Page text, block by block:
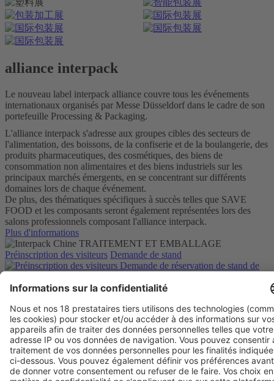
alliance interpack
Le nouveau label interpack alliance couvre tous les événements
internationaux organisés par Messe Düsseldorf dans le cadre de son
portefeuille Processing & Packaging.
L'alliance interpack s'adresse aux groupes cibles des secteurs de
l'alimentation, des boissons, de la confiserie et de la boulangerie, des
produits pharmaceutiques, des cosmétiques, des biens de
consommation non alimentaires et des biens industriels sur les
principaux marchés émergents, en se concentrant sur différents
domaines lors de chaque événement.
De plus, des thématiques spécifiques à succès telles que SAVE
FOOD et les composants seront également représentées lors des
salons professionnels composant l'alliance interpack.
Plus d'informations
Préinscription des visiteurs Demande de stand
Demande de réservation de stand de
politique de confidentialité
Salon mondial de l'alliance interpack
alliance interpack
Allemagne
Chine